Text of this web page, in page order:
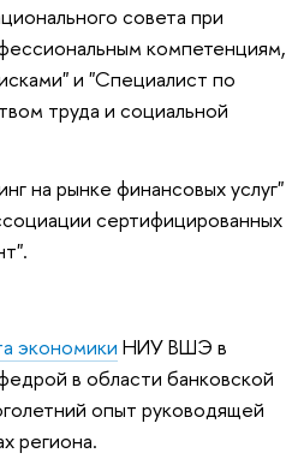
совета при
компетенциям,
и "Специалист по
труда и социальной
на рынке финансовых услуг"
сертифицированных
экономики НИУ ВШЭ в
в области банковской
опыт руководящей
региона.